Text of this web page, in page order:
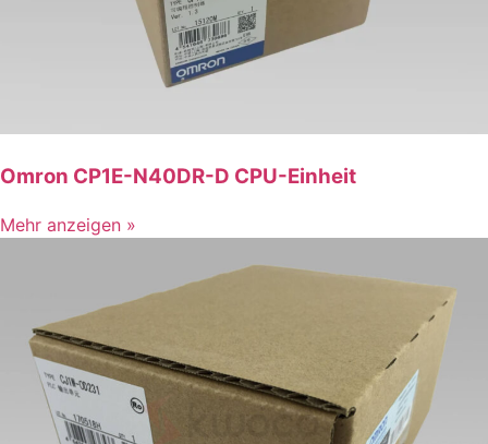
Omron CP1E-N40DR-D CPU-Einheit
Mehr anzeigen »